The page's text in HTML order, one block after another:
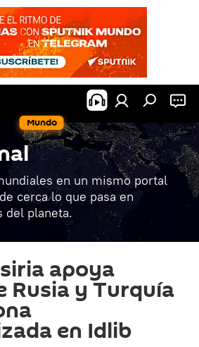
Mundo
en un mismo portal
cerca lo que pasa en
del planeta.
apoya
Rusia y Turquía
en Idlib